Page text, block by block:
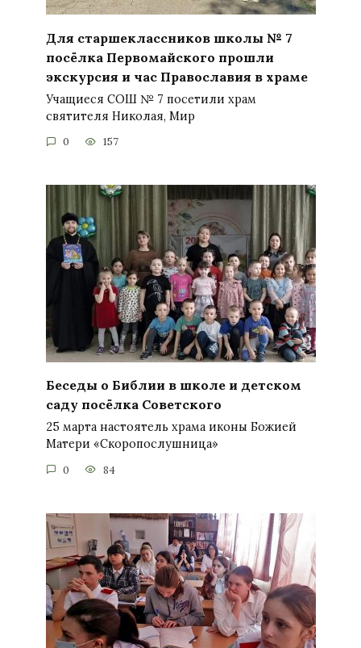
Для старшеклассников школы № 7
посёлка Первомайского прошли
экскурсия и час Православия в храме
Учащиеся СОШ № 7 посетили храм
святителя Николая, Мир
0 157
Беседы о Библии в школе и детском
саду посёлка Советского
25 марта настоятель храма иконы Божией
Матери «Скоропослушница»
0 84